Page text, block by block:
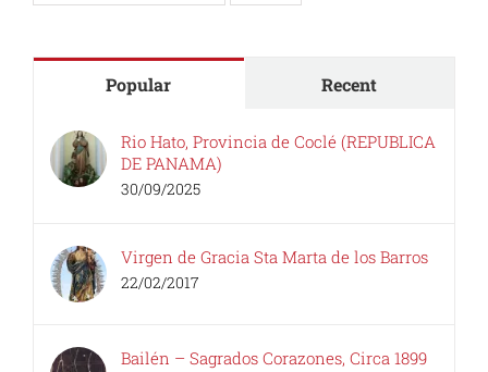
Popular Recent
Rio Hato, Provincia de Coclé (REPUBLICA
DE PANAMA)
30/09/2025
Virgen de Gracia Sta Marta de los Barros
22/02/2017
Bailén – Sagrados Corazones, Circa 1899